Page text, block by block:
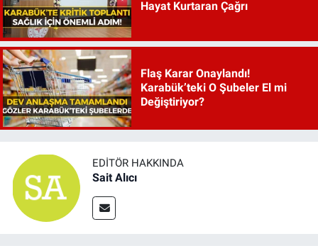
Hayat Kurtaran Çağrı
Flaş Karar Onaylandı!
Karabük’teki O Şubeler El mi
Değiştiriyor?
EDITÖR HAKKINDA
Sait Alıcı